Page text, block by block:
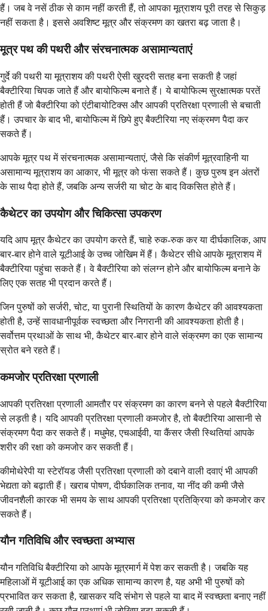
हैं। जब वे नसें ठीक से काम नहीं करती हैं, तो आपका मूत्राशय पूरी तरह से सिकुड़
नहीं सकता है। इससे अवशिष्ट मूत्र और संक्रमण का खतरा बढ़ जाता है।
मूत्र पथ की पथरी और संरचनात्मक असामान्यताएं
गुर्दे की पथरी या मूत्राशय की पथरी ऐसी खुरदरी सतह बना सकती है जहां
बैक्टीरिया चिपक जाते हैं और बायोफिल्म बनाते हैं। ये बायोफिल्म सुरक्षात्मक परतें
होती हैं जो बैक्टीरिया को एंटीबायोटिक्स और आपकी प्रतिरक्षा प्रणाली से बचाती
हैं। उपचार के बाद भी, बायोफिल्म में छिपे हुए बैक्टीरिया नए संक्रमण पैदा कर
सकते हैं।
आपके मूत्र पथ में संरचनात्मक असामान्यताएं, जैसे कि संकीर्ण मूत्रवाहिनी या
असामान्य मूत्राशय का आकार, भी मूत्र को फंसा सकते हैं। कुछ पुरुष इन अंतरों
के साथ पैदा होते हैं, जबकि अन्य सर्जरी या चोट के बाद विकसित होते हैं।
कैथेटर का उपयोग और चिकित्सा उपकरण
यदि आप मूत्र कैथेटर का उपयोग करते हैं, चाहे रुक-रुक कर या दीर्घकालिक, आप
बार-बार होने वाले यूटीआई के उच्च जोखिम में हैं। कैथेटर सीधे आपके मूत्राशय में
बैक्टीरिया पहुंचा सकते हैं। वे बैक्टीरिया को संलग्न होने और बायोफिल्म बनाने के
लिए एक सतह भी प्रदान करते हैं।
जिन पुरुषों को सर्जरी, चोट, या पुरानी स्थितियों के कारण कैथेटर की आवश्यकता
होती है, उन्हें सावधानीपूर्वक स्वच्छता और निगरानी की आवश्यकता होती है।
सर्वोत्तम प्रथाओं के साथ भी, कैथेटर बार-बार होने वाले संक्रमण का एक सामान्य
स्रोत बने रहते हैं।
कमजोर प्रतिरक्षा प्रणाली
आपकी प्रतिरक्षा प्रणाली आमतौर पर संक्रमण का कारण बनने से पहले बैक्टीरिया
से लड़ती है। यदि आपकी प्रतिरक्षा प्रणाली कमजोर है, तो बैक्टीरिया आसानी से
संक्रमण पैदा कर सकते हैं। मधुमेह, एचआईवी, या कैंसर जैसी स्थितियां आपके
शरीर की रक्षा को कमजोर कर सकती हैं।
कीमोथेरेपी या स्टेरॉयड जैसी प्रतिरक्षा प्रणाली को दबाने वाली दवाएं भी आपकी
भेद्यता को बढ़ाती हैं। खराब पोषण, दीर्घकालिक तनाव, या नींद की कमी जैसे
जीवनशैली कारक भी समय के साथ आपकी प्रतिरक्षा प्रतिक्रिया को कमजोर कर
सकते हैं।
यौन गतिविधि और स्वच्छता अभ्यास
यौन गतिविधि बैक्टीरिया को आपके मूत्रमार्ग में पेश कर सकती है। जबकि यह
महिलाओं में यूटीआई का एक अधिक सामान्य कारण है, यह अभी भी पुरुषों को
प्रभावित कर सकता है, खासकर यदि संभोग से पहले या बाद में स्वच्छता बनाए नहीं